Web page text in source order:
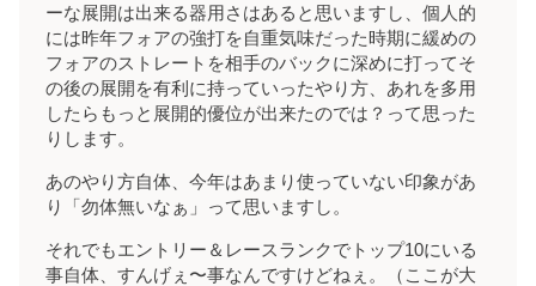
ーな展開は出来る器用さはあると思いますし、個人的
には昨年フォアの強打を自重気味だった時期に緩めの
フォアのストレートを相手のバックに深めに打ってそ
の後の展開を有利に持っていったやり方、あれを多用
したらもっと展開的優位が出来たのでは？って思った
りします。
あのやり方自体、今年はあまり使っていない印象があ
り「勿体無いなぁ」って思いますし。
それでもエントリー＆レースランクでトップ10にいる
事自体、すんげぇ〜事なんですけどねぇ。（ここが大